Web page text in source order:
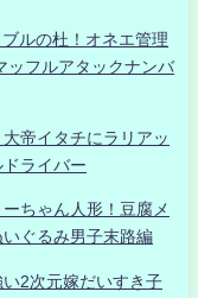
ルの杜！オネエ管理
ッフルアタックナンバ
帝イタチにラリアッ
ライバー
ちゃん人形！豆腐メ
ぐるみ男子末路編
2次元嫁だいすき子